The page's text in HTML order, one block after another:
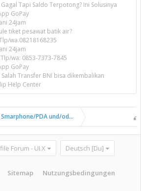
Tapi Saldo Terpotong? Ini Solusinya
GoPay
24jam
tiket pesawat batik air?
wa.08218168235
24jam
wa: 0853-7373-7845
GoPay
Transfer BNI bisa dikembalikan
Help Center
Smarphone/PDA und/oder Tablet PC
Forum - UI.X Deutsch [Du]
Sitemap Nutzungsbedingungen